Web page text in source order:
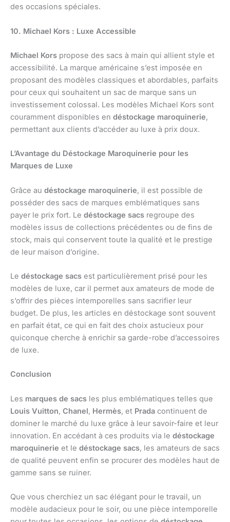
des occasions spéciales.
10. Michael Kors : Luxe Accessible
Michael Kors propose des sacs à main qui allient style et
accessibilité. La marque américaine s’est imposée en
proposant des modèles classiques et abordables, parfaits
pour ceux qui souhaitent un sac de marque sans un
investissement colossal. Les modèles Michael Kors sont
couramment disponibles en déstockage maroquinerie,
permettant aux clients d’accéder au luxe à prix doux.
L’Avantage du Déstockage Maroquinerie pour les
Marques de Luxe
Grâce au déstockage maroquinerie, il est possible de
posséder des sacs de marques emblématiques sans
payer le prix fort. Le déstockage sacs regroupe des
modèles issus de collections précédentes ou de fins de
stock, mais qui conservent toute la qualité et le prestige
de leur maison d’origine.
Le déstockage sacs est particulièrement prisé pour les
modèles de luxe, car il permet aux amateurs de mode de
s’offrir des pièces intemporelles sans sacrifier leur
budget. De plus, les articles en déstockage sont souvent
en parfait état, ce qui en fait des choix astucieux pour
quiconque cherche à enrichir sa garde-robe d’accessoires
de luxe.
Conclusion
Les marques de sacs les plus emblématiques telles que
Louis Vuitton, Chanel, Hermès, et Prada continuent de
dominer le marché du luxe grâce à leur savoir-faire et leur
innovation. En accédant à ces produits via le déstockage
maroquinerie et le déstockage sacs, les amateurs de sacs
de qualité peuvent enfin se procurer des modèles haut de
gamme sans se ruiner.
Que vous cherchiez un sac élégant pour le travail, un
modèle audacieux pour le soir, ou une pièce intemporelle